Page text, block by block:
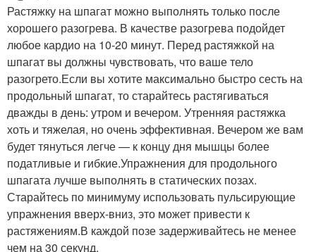
Растяжку на шпагат можно выполнять только после
хорошего разогрева. В качестве разогрева подойдет
любое кардио на 10-20 минут. Перед растяжкой на
шпагат вы должны чувствовать, что ваше тело
разогрето.Если вы хотите максимально быстро сесть на
продольный шпагат, то старайтесь растягиваться
дважды в день: утром и вечером. Утренняя растяжка
хоть и тяжелая, но очень эффективная. Вечером же вам
будет тянуться легче — к концу дня мышцы более
податливые и гибкие.Упражнения для продольного
шпагата лучше выполнять в статических позах.
Старайтесь по минимуму использовать пульсирующие
упражнения вверх-вниз, это может привести к
растяжениям.В каждой позе задерживайтесь не менее
чем на 30 секунд.